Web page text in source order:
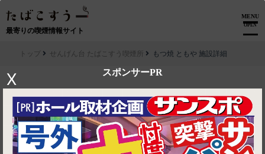
最寄りの喫煙情報サイト
MENU
OPEN
スポンサーPR
X
トップ せんげん台 たばこすう喫煙所 もつ焼 ともや 施設詳細
▶ ルートを見る
せんげん台 たばこすう喫煙所│もつ焼 ともや